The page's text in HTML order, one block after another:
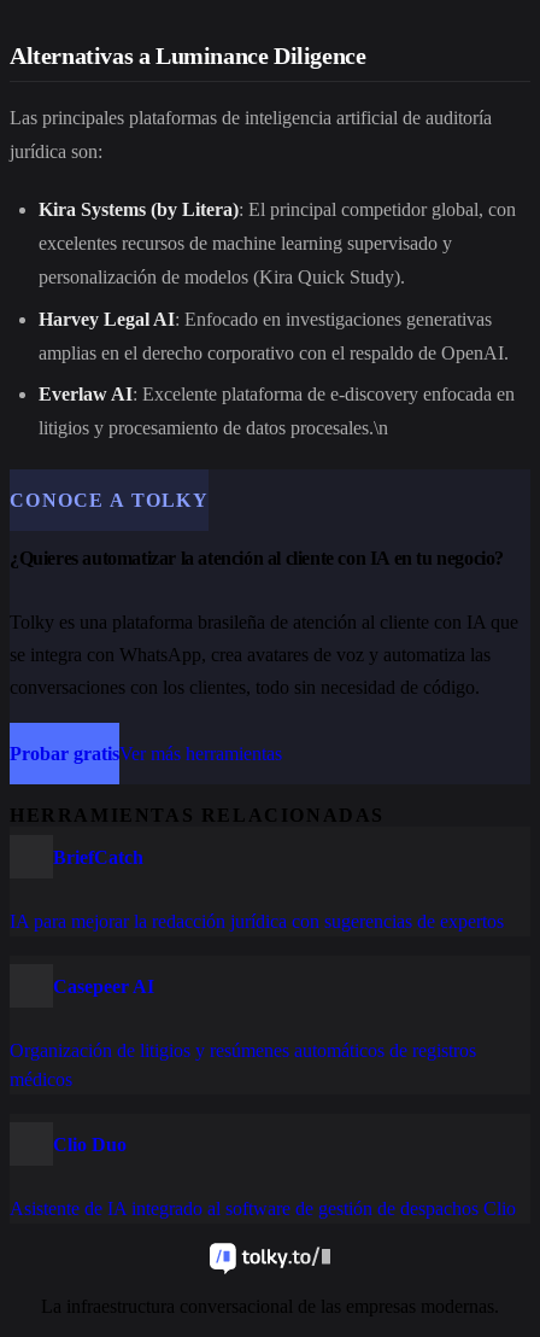
Alternativas a Luminance Diligence
Las principales plataformas de inteligencia artificial de auditoría
jurídica son:
Kira Systems (by Litera): El principal competidor global, con
excelentes recursos de machine learning supervisado y
personalización de modelos (Kira Quick Study).
Harvey Legal AI: Enfocado en investigaciones generativas
amplias en el derecho corporativo con el respaldo de OpenAI.
Everlaw AI: Excelente plataforma de e-discovery enfocada en
litigios y procesamiento de datos procesales.\n
CONOCE A TOLKY
¿Quieres automatizar la atención al cliente con IA en tu negocio?
Tolky es una plataforma brasileña de atención al cliente con IA que
se integra con WhatsApp, crea avatares de voz y automatiza las
conversaciones con los clientes, todo sin necesidad de código.
Probar gratisVer más herramientas
HERRAMIENTAS RELACIONADAS
BriefCatch
IA para mejorar la redacción jurídica con sugerencias de expertos
Casepeer AI
Organización de litigios y resúmenes automáticos de registros
médicos
Clio Duo
Asistente de IA integrado al software de gestión de despachos Clio
La infraestructura conversacional de las empresas modernas.